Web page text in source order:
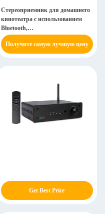
Стереоприемник для домашнего
кинотеатра с использованием
Bluetooth,
многофункциональный
медиаплеер, проигрыватель
компакт-дисков и тюнер AM
Получите самую лучшую цену
Get Best Price